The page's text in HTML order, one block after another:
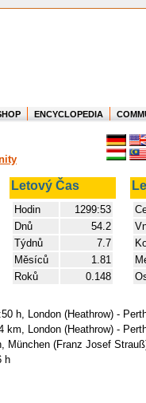
in the world have you flown?
long have you been in the air?
own FlightMemory and see!
ENCYCLOPEDIA
Letový Čas
Hodin
1299:53
Dnů
54.2
Týdnů
7.7
Měsíců
1.81
Roků
0.148
h, London (Heathrow) -
km, London (Heathrow) -
München (Franz Josef
h